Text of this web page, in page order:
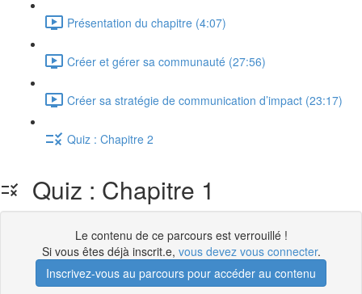
Présentation du chapitre (4:07)
Créer et gérer sa communauté (27:56)
Créer sa stratégie de communication d’impact (23:17)
Quiz : Chapitre 2
Quiz : Chapitre 1
Le contenu de ce parcours est verrouillé !
Si vous êtes déjà inscrit.e, vous devez vous connecter.
Inscrivez-vous au parcours pour accéder au contenu